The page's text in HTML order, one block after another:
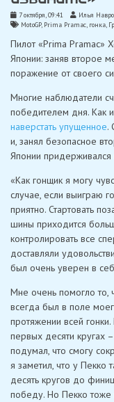
7 октября, 09:41
Илья
MotoGP, Prima Pramac, гонка,
Пилот «Prima Pramac»
Японии: заняв второе
поражение от своего
Многие наблюдатели
победителем дня. Как
наверстать упущенное.
и, занял безопасное
Японии придерживался
«Как гонщик я могу
случае, если выиграю
приятно. Стартовать
шины приходится
контролировать все
доставляли
был очень уверен в
Мне очень помогло то,
всегда был в поле
протяжении всей
первых десяти кругах
подумал, что смогу
я заметил, что у Пекко
десять кругов до
победу. Но Пекко тоже